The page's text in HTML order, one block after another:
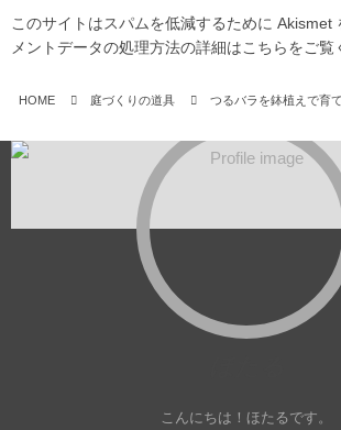
このサイトはスパムを低減するために Akismet
メントデータの処理方法の詳細はこちらをご覧
HOME 庭づくりの道具 つるバラを鉢植えで育
こんにちは！ほたるです。